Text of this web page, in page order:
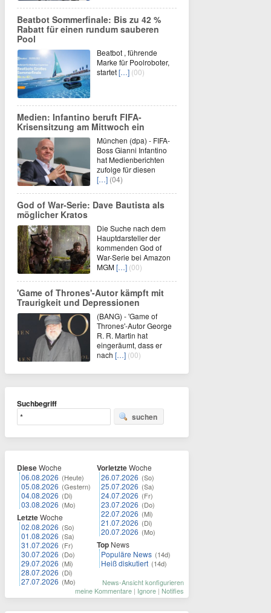
Beatbot Sommerfinale: Bis zu 42 %
Rabatt für einen rundum sauberen
Pool
Beatbot , führende
Marke für Poolroboter,
startet[…] (00)
Medien: Infantino beruft FIFA-
Krisensitzung am Mittwoch ein
München (dpa) - FIFA-
Boss Gianni Infantino
hat Medienberichten
zufolge für diesen
[…] (04)
God of War-Serie: Dave Bautista als
möglicher Kratos
Die Suche nach dem
Hauptdarsteller der
kommenden God of
War-Serie bei Amazon
MGM[…] (00)
'Game of Thrones'-Autor kämpft mit
Traurigkeit und Depressionen
(BANG) - 'Game of
Thrones'-Autor George
R. R. Martin hat
eingeräumt, dass er
nach […] (00)
Suchbegriff
suchen
DieseWoche
06.08.2026 (Heute)
05.08.2026 (Gestern)
04.08.2026 (Di)
03.08.2026 (Mo)
LetzteWoche
02.08.2026 (So)
01.08.2026 (Sa)
31.07.2026 (Fr)
30.07.2026 (Do)
29.07.2026 (Mi)
28.07.2026 (Di)
27.07.2026 (Mo)
VorletzteWoche
26.07.2026 (So)
25.07.2026 (Sa)
24.07.2026 (Fr)
23.07.2026 (Do)
22.07.2026 (Mi)
21.07.2026 (Di)
20.07.2026 (Mo)
Top News
Populäre News (14d)
Heiß diskutiert (14d)
News-Ansicht konfigurieren
meine Kommentare | Ignore | Notifies